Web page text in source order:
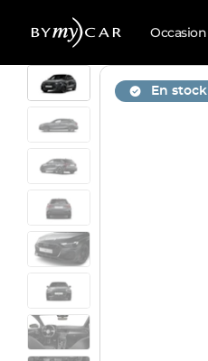
Occasion
En stock